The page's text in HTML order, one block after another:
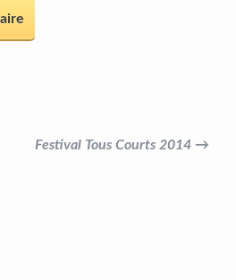
Festival Tous Courts 2014 →